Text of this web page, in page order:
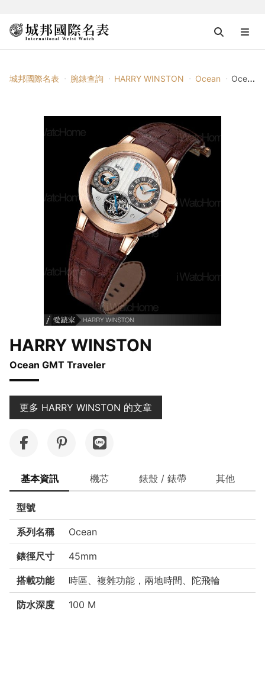
城邦國際名表 腕錶查詢 HARRY WINSTON Ocean Ocean GMT Traveler
HARRY WINSTON
Ocean GMT Traveler
更多 HARRY WINSTON 的文章
基本資訊 機芯 錶殼 / 錶帶 其他
型號
系列名稱 Ocean
錶徑尺寸 45mm
搭載功能 時區、複雜功能，兩地時間、陀飛輪
防水深度 100 M